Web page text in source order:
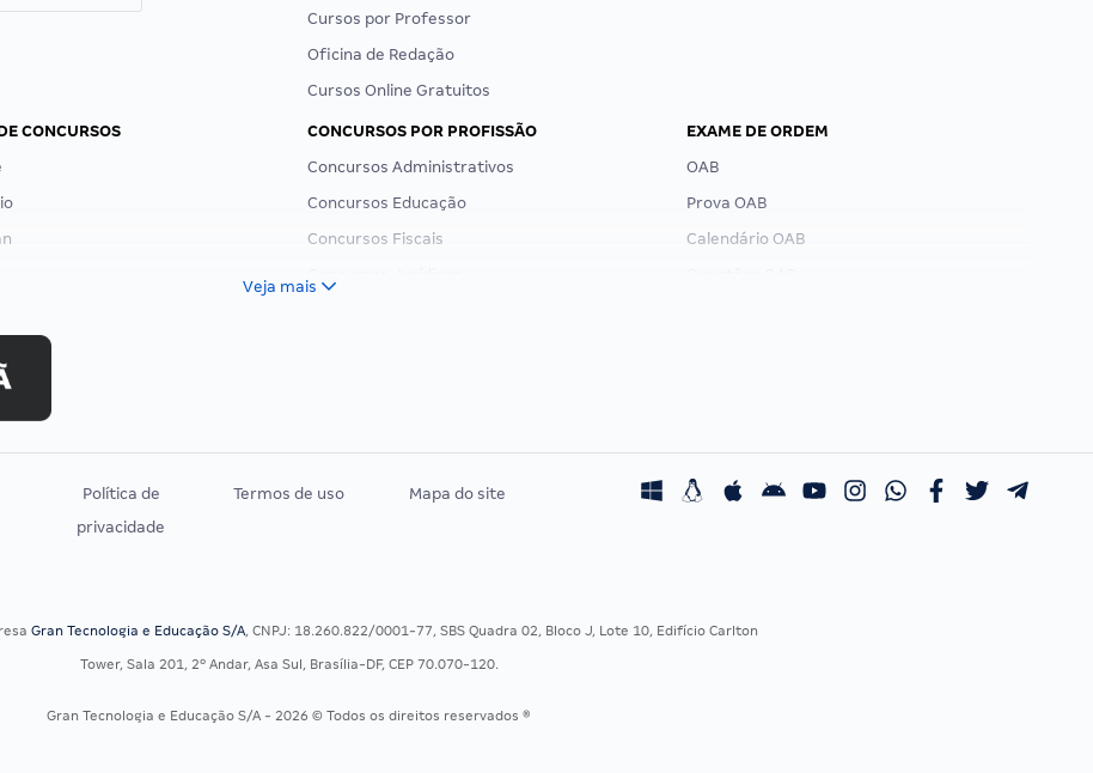
Cursos por Professor
Oficina de Redação
Cursos Online Gratuitos
CONCURSOS
CONCURSOS POR PROFISSÃO
Concursos Administrativos
Concursos Educação
Concursos Fiscais
Residência Multiprofissional
EXAME DE ORDEM
OAB
Prova OAB
Calendário OAB
Veja mais
Política de
privacidade
Termos de uso Mapa do site
Gran Tecnologia e Educação S/A, CNPJ: 18.260.822/0001-77, SBS Quadra 02, Bloco J, Lote 10, Edifício Carlton
Tower, Sala 201, 2º Andar, Asa Sul, Brasília-DF, CEP 70.070-120.
Gran Tecnologia e Educação S/A - 2026 © Todos os direitos reservados ®